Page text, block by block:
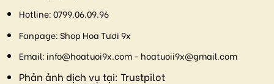
Hotline:0799.06.09.96
Fanpage:Shop Hoa Tươi 9x
Email: info@hoatuoi9x.com - hoatuoii9x@gmail.com
Phản ảnh dịch vụ tại: Trustpilot